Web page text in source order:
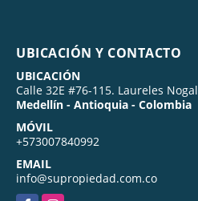
UBICACIÓN Y CONTACTO
UBICACIÓN
Calle 32E #76-115. Laureles Nogal
Medellín - Antioquia - Colombia
MÓVIL
+573007840992
EMAIL
info@supropiedad.com.co